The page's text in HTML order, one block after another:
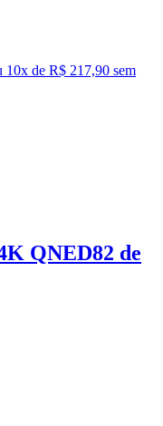
10x de R$ 217,90 sem
QNED82 de